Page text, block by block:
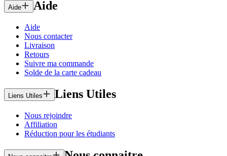
Aide Aide
Aide
Nous contacter
Livraison
Retours
Suivre ma commande
Solde de la carte cadeau
Liens Utiles Liens Utiles
Nous rejoindre
Affiliation
Réduction pour les étudiants